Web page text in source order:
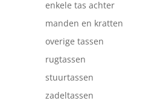
enkele tas achter
manden en kratten
overige tassen
rugtassen
stuurtassen
zadeltassen